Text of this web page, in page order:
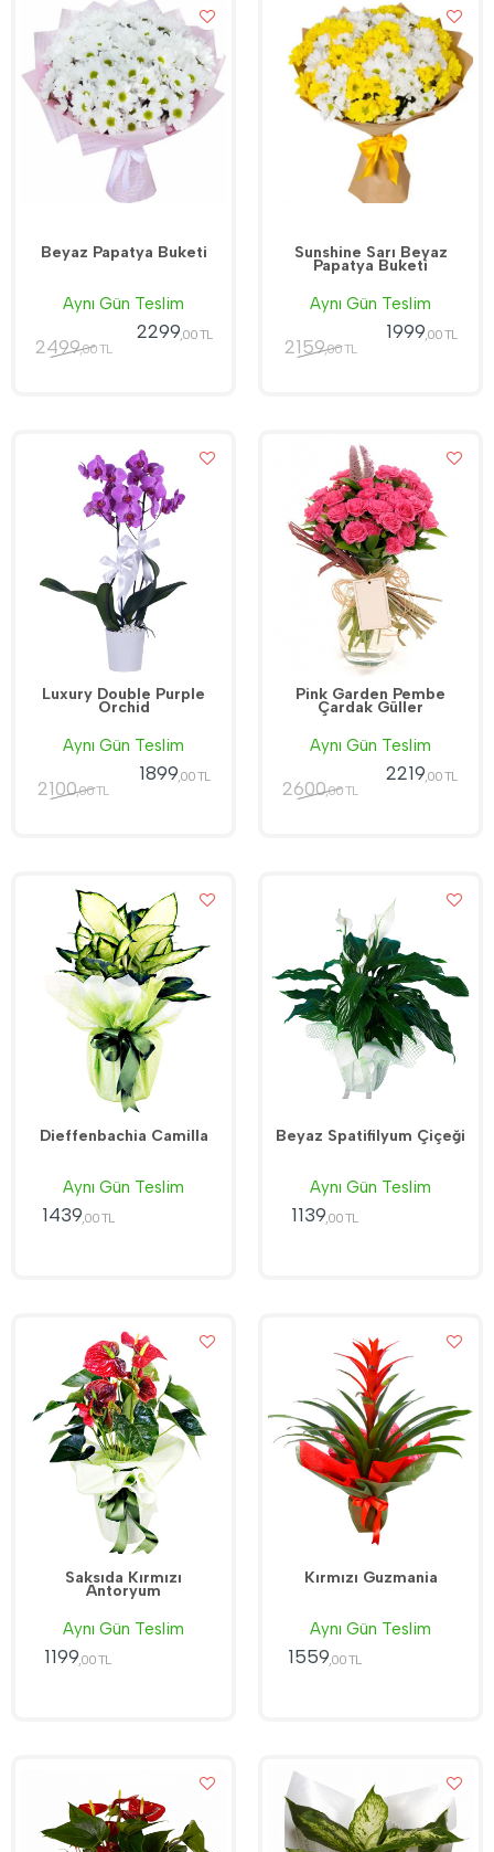
Beyaz Papatya Buketi
Aynı Gün Teslim
2499,00 TL
2299 ,00 TL
Sunshine Sarı Beyaz
Papatya Buketi
Aynı Gün Teslim
2159,00 TL
1999 ,00 TL
Luxury Double Purple
Orchid
Aynı Gün Teslim
2100,00 TL
1899 ,00 TL
Pink Garden Pembe
Çardak Güller
Aynı Gün Teslim
2600,00 TL
2219 ,00 TL
Dieffenbachia Camilla
Aynı Gün Teslim
1439,00 TL
Beyaz Spatifilyum Çiçeği
Aynı Gün Teslim
1139 ,00 TL
Saksıda Kırmızı
Antoryum
Aynı Gün Teslim
1199 ,00 TL
Kırmızı Guzmania
Aynı Gün Teslim
1559 ,00 TL